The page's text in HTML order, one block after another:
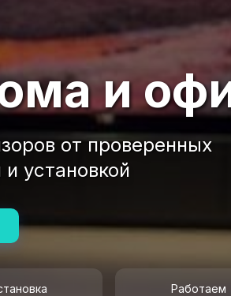
и
от проверенных
установкой
Работаем